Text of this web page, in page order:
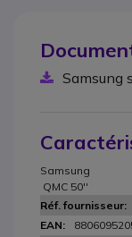
Samsung
Samsung
QMC 50''